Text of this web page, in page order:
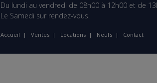
Du lundi au vendredi de 08h00 à 12h00 et de
Le Samedi sur rendez-vous.
Accueil | Ventes | Locations | Neufs | Contact